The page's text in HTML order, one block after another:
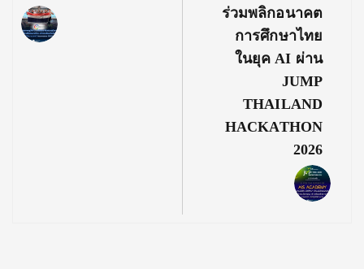
ร่วมพลิกอนาคต
การศึกษาไทย
ในยุค AI ผ่าน
JUMP
THAILAND
HACKATHON
2026